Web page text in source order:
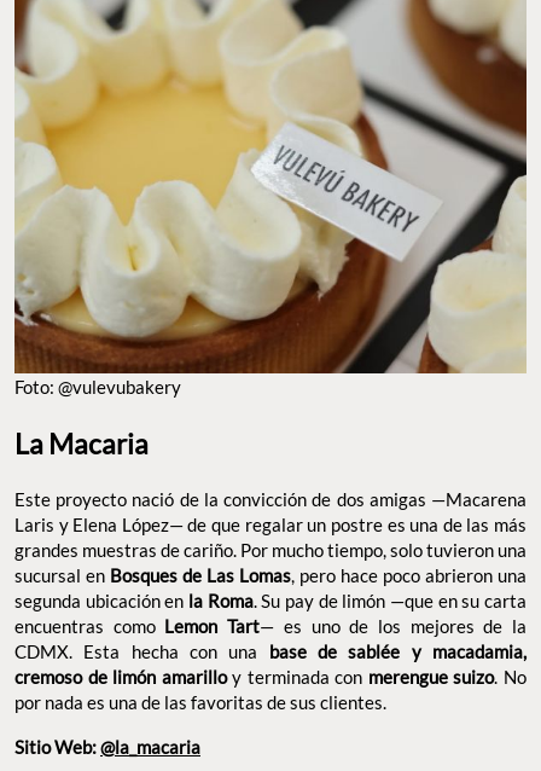
Foto: @vulevubakery
La Macaria
Este proyecto nació de la convicción de dos amigas —Macarena
Laris y Elena López— de que regalar un postre es una de las más
grandes muestras de cariño. Por mucho tiempo, solo tuvieron una
sucursal en Bosques de Las Lomas, pero hace poco abrieron una
segunda ubicación en la Roma. Su pay de limón —que en su carta
encuentras como Lemon Tart— es uno de los mejores de la
CDMX. Esta hecha con una base de sablée y macadamia,
cremoso de limón amarilloy terminada con merengue suizo. No
por nada es una de las favoritas de sus clientes.
Sitio Web:@la_macaria